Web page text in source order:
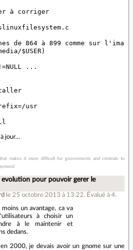
à corriger
de 864 à 899 comme sur
$USER)
...
usr
jour…
makes it more difficult for governments and criminals to
evolution pour pouvoir gerer le
le 25 octobre 2013 à 13:22. Évalué à4.
un avantage, ca va
à choisir un
à le maintenir et
dedans.
en 2000, je devais avoir un gnome sur une